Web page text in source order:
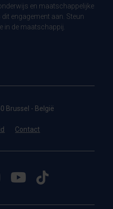
en maatschappelijke
engagement aan. Steun
in de maatschappij.
Brussel - België
Contact